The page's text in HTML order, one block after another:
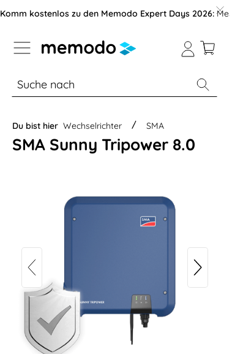
der B2B-Plattform springen
Komm kostenlos zu den Memodo Expert Days 2026:
% Sale Module Wechselrichter
Du bist hier Wechselrichter SMA
SMA Sunny Tripower 8.0